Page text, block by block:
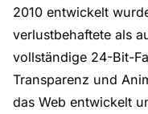
2010 entwickelt
verlustbehaftete als
vollständige 24-Bit-
Transparenz und
das Web entwickelt